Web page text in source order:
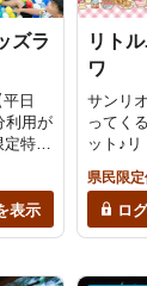
ズラ
日
利用が
特典
まで
時ま
わく
表示
リト
ワ
サンリ
ってく
ット♪リ
中満喫♪
＞
県民限
ロ